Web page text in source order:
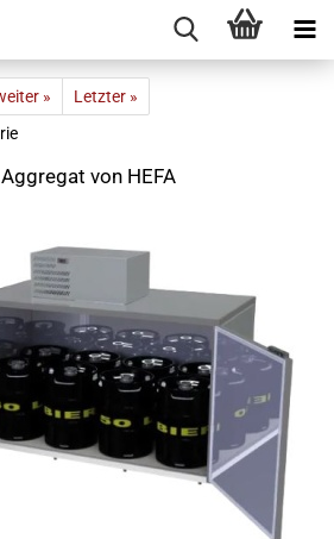
»
Letzter »
von HEFA